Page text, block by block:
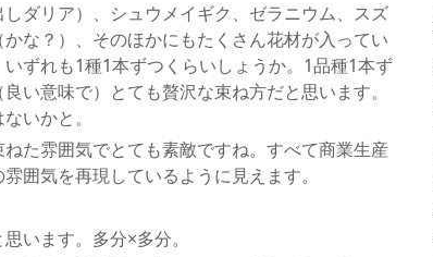
ダリア）、シュウメイギク、ゼラニウム、スズ
な？）、そのほかにもたくさん花材が入ってい
ずれも1種1本ずつくらいしょうか。1品種1本ず
い意味で）とても贅沢な束ね方だと思います。
いかと。
た雰囲気でとても素敵ですね。すべて商業生産
囲気を再現しているように見えます。
います。多分×多分。